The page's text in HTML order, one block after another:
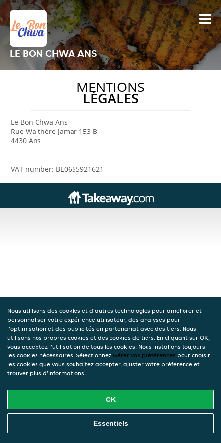
LE BON CHWA ANS
MENTIONS
LÉGALES
Le Bon Chwa Ans
Rue Walthère Jamar 153 B
4430 Ans
VAT number: BE0655921621
Nous utilisons des cookies et d'autres technologies pour améliorer et
personnaliser votre expérience utilisateur, des analyses pour
l'optimisation et des publicités en partenariat avec des tiers. Nous
utilisons nos propres cookies et des cookies de tiers. En cliquant sur OK,
vous acceptez l'utilisation de tous les cookies. Nous installons toujours
les cookies nécessaires. Sélectionnez Gérer vos préférences pour choisir
les cookies que vous souhaitez accepter, ajuster votre préférence et
trouver plus d'informations.
OK
Essentiels